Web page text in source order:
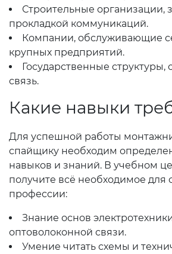
Строительные организации,
прокладкой коммуникаций.
Компании, обслуживающие
крупных предприятий.
Государственные структуры,
связь.
Какие навыки
Для успешной работы
спайщику необходим
навыков и знаний. В учебном
получите всё необходимое для
профессии:
Знание основ
оптоволоконной связи.
Умение читать схемы и